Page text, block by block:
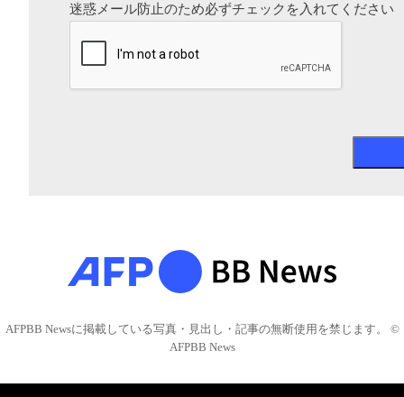
迷惑メール防止のため必ずチェックを入れてください
AFPBB Newsに掲載している写真・見出し・記事の無断使用を禁じます。 ©
AFPBB News